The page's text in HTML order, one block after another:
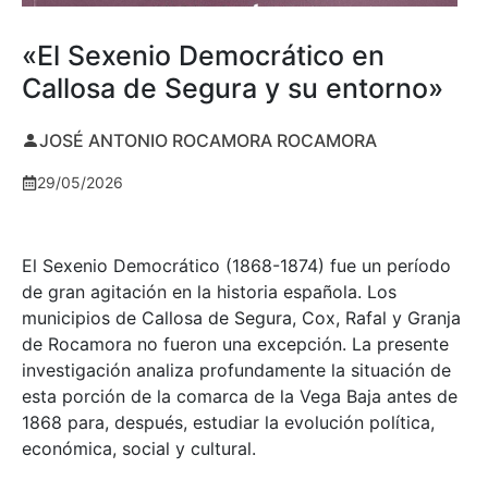
«El Sexenio Democrático en
Callosa de Segura y su entorno»
JOSÉ ANTONIO ROCAMORA ROCAMORA
29/05/2026
El Sexenio Democrático (1868-1874) fue un período
de gran agitación en la historia española. Los
municipios de Callosa de Segura, Cox, Rafal y Granja
de Rocamora no fueron una excepción. La presente
investigación analiza profundamente la situación de
esta porción de la comarca de la Vega Baja antes de
1868 para, después, estudiar la evolución política,
económica, social y cultural.